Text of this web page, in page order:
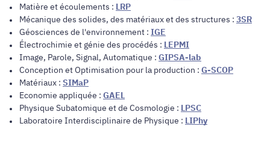
Matière et écoulements : LRP
Mécanique des solides, des matériaux et des structures : 3SR
Géosciences de l'environnement : IGE
Électrochimie et génie des procédés : LEPMI
Image, Parole, Signal, Automatique : GIPSA-lab
Conception et Optimisation pour la production : G-SCOP
Matériaux : SIMaP
Economie appliquée : GAEL
Physique Subatomique et de Cosmologie : LPSC
Laboratoire Interdisciplinaire de Physique : LIPhy